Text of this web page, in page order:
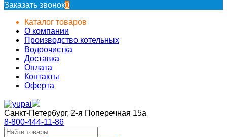
Заказать звонок0
Каталог товаров
О компании
Производство котельных
Водоочистка
Доставка
Оплата
Контакты
Оферта
Санкт-Петербург, 2-я Поперечная 15а
8-800-444-11-86